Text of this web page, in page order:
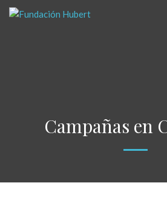
Campañas en